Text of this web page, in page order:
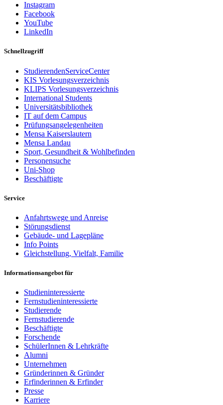
Instagram
Facebook
YouTube
LinkedIn
Schnellzugriff
StudierendenServiceCenter
KIS Vorlesungsverzeichnis
KLIPS Vorlesungsverzeichnis
International Students
Universitätsbibliothek
IT auf dem Campus
Prüfungsangelegenheiten
Mensa Kaiserslautern
Mensa Landau
Sport, Gesundheit & Wohlbefinden
Personensuche
Uni-Shop
Beschäftigte
Service
Anfahrtswege und Anreise
Störungsdienst
Gebäude- und Lagepläne
Info Points
Gleichstellung, Vielfalt, Familie
Informationsangebot für
Studieninteressierte
Fernstudieninteressierte
Studierende
Fernstudierende
Beschäftigte
Forschende
SchülerInnen & Lehrkräfte
Alumni
Unternehmen
Gründerinnen & Gründer
Erfinderinnen & Erfinder
Presse
Karriere